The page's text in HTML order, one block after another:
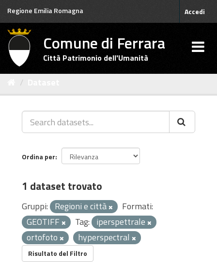
Salta
contenuto
Regione Emilia Romagna Accedi
Comune di Ferrara
Città Patrimonio dell'Umanità
Ordina per
1 dataset trovato
Gruppi: Regioni e città
Formati:
GEOTIFF
Tag: iperspettrale
ortofoto
hyperspectral
Risultato del Filtro